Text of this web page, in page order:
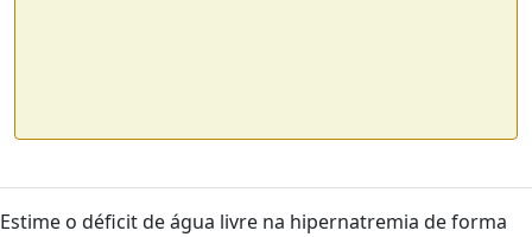
Estime o déficit de água livre na hipernatremia de forma